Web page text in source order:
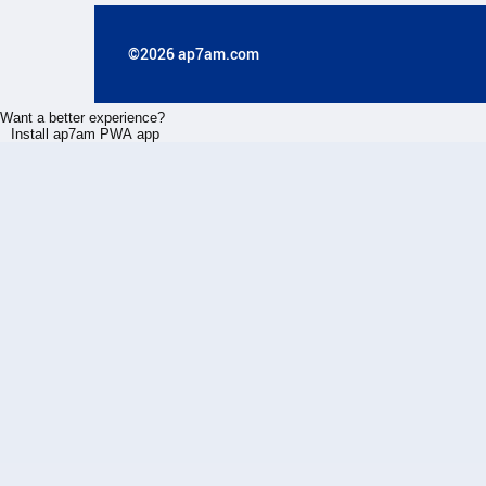
©2026 ap7am.com
Want a better experience?
Install ap7am PWA app